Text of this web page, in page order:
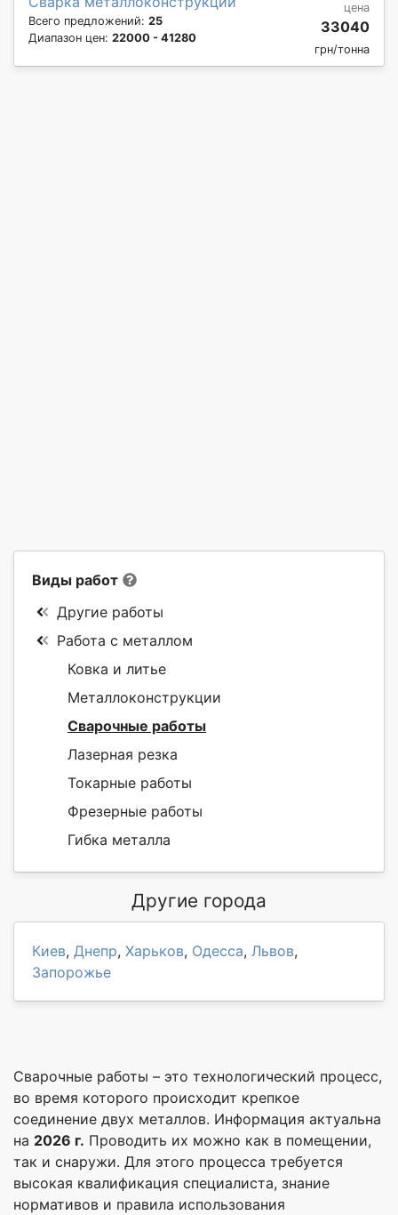
Всего предложений: 25
Диапазон цен: 22000 - 41280
цена
33040
грн/тонна
Виды работ
Другие работы
Работа с металлом
Ковка и литье
Металлоконструкции
Сварочные работы
Лазерная резка
Токарные работы
Фрезерные работы
Гибка металла
Другие города
Киев, Днепр, Харьков, Одесса, Львов,
Запорожье
Сварочные работы – это технологический процесс,
во время которого происходит крепкое
соединение двух металлов. Информация актуальна
на 2026 г. Проводить их можно как в помещении,
так и снаружи. Для этого процесса требуется
высокая квалификация специалиста, знание
нормативов и правила использования